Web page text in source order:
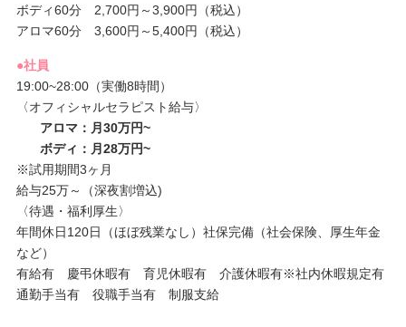
ボディ60分 2,700円～3,900円（税込）
アロマ60分 3,600円～5,400円（税込）
●社員
19:00~28:00（実働8時間）
〈オフィシャルセラピスト給与〉
アロマ：月30万円~
ボディ ：月 28万円~
※試用期間3ヶ月
給与25万～（深夜割増込)
〈待遇・福利厚生〉
年間休日120日（ほぼ残業なし）社保完備（社会保険、厚生年金
など）
有給有 慶弔休暇有 育児休暇有 介護休暇有※社内休暇規定有
通勤手当有 役職手当有 制服支給